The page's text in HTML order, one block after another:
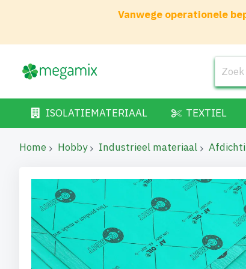
Vanwege operationele
ISOLATIEMATERIAAL TEXTIEL
Home Hobby Industrieel materiaal
naar
het
einde
van
de